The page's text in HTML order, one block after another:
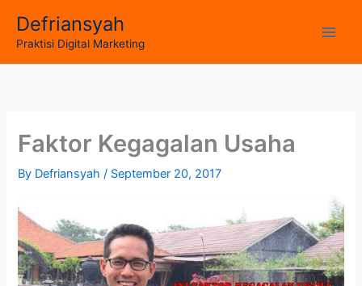
content
Defriansyah
Praktisi Digital Marketing
Faktor Kegagalan Usaha
By Defriansyah/ September 20, 2017